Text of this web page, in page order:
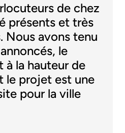
de chez
présents et très
Nous avons tenu
le
la hauteur de
le projet est une
pour la ville